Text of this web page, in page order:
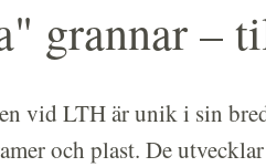
grannar –
vid LTH är unik i sin
och plast. De